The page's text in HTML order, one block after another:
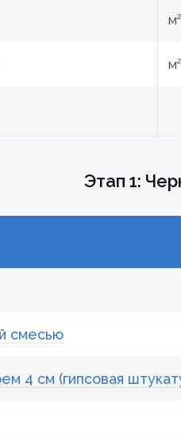
м²
м²
Этап 1:
смесью
4 см (гипсовая